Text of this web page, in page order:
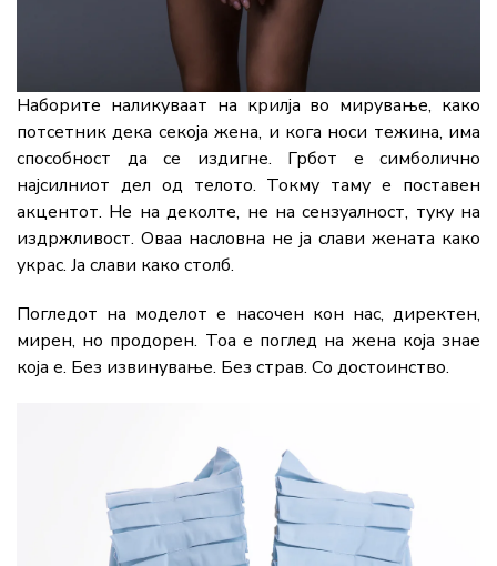
Наборите наликуваат на крилја во мирување, како
потсетник дека секоја жена, и кога носи тежина, има
способност да се издигне. Грбот е симболично
најсилниот дел од телото. Токму таму е поставен
акцентот. Не на деколте, не на сензуалност, туку на
издржливост. Оваа насловна не ја слави жената како
украс. Ја слави како столб.
Погледот на моделот е насочен кон нас, директен,
мирен, но продорен. Тоа е поглед на жена која знае
која е. Без извинување. Без страв. Со достоинство.